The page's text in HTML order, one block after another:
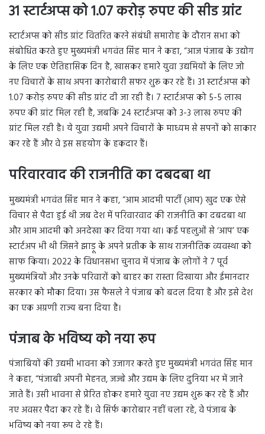
31 स्टार्टअप्स को 1.07 करोड़ रुपए की सीड ग्रांट
स्टार्टअप्स को सीड ग्रांट वितरित करने संबंधी समारोह के दौरान सभा को
संबोधित करते हुए मुख्यमंत्री भगवंत सिंह मान ने कहा, “आज पंजाब के उद्योग
के लिए एक ऐतिहासिक दिन है, खासकर हमारे युवा उद्यमियों के लिए जो
नए विचारों के साथ अपना कारोबारी सफर शुरू कर रहे हैं। 31 स्टार्टअप्स को
1.07 करोड़ रुपए की सीड ग्रांट दी जा रही है। 7 स्टार्टअप्स को 5-5 लाख
रुपए की ग्रांट मिल रही है, जबकि 24 स्टार्टअप्स को 3-3 लाख रुपए की
ग्रांट मिल रही है। ये युवा उद्यमी अपने विचारों के माध्यम से सपनों को साकार
कर रहे हैं और वे इस सहयोग के हकदार हैं।
परिवारवाद की राजनीति का दबदबा था
मुख्यमंत्री भगवंत सिंह मान ने कहा, “आम आदमी पार्टी (आप) खुद एक ऐसे
विचार से पैदा हुई थी जब देश में परिवारवाद की राजनीति का दबदबा था
और आम आदमी को अनदेखा कर दिया गया था। कई पहलुओं से ‘आप’ एक
स्टार्टअप भी थी जिसने झाड़ू के अपने प्रतीक के साथ राजनीतिक व्यवस्था को
साफ किया। 2022 के विधानसभा चुनाव में पंजाब के लोगों ने 7 पूर्व
मुख्यमंत्रियों और उनके परिवारों को बाहर का रास्ता दिखाया और ईमानदार
सरकार को मौका दिया। उस फैसले ने पंजाब को बदल दिया है और इसे देश
का एक अग्रणी राज्य बना दिया है।
पंजाब के भविष्य को नया रूप
पंजाबियों की उद्यमी भावना को उजागर करते हुए मुख्यमंत्री भगवंत सिंह मान
ने कहा, “पंजाबी अपनी मेहनत, जज्बे और उद्यम के लिए दुनिया भर में जाने
जाते हैं। उसी भावना से प्रेरित होकर हमारे युवा नए उद्यम शुरू कर रहे हैं और
नए अवसर पैदा कर रहे हैं। वे सिर्फ कारोबार नहीं चला रहे, वे पंजाब के
भविष्य को नया रूप दे रहे हैं।